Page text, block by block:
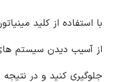
از آسیب دیدن سیستم
جلوگیری کنید و در نتیجه